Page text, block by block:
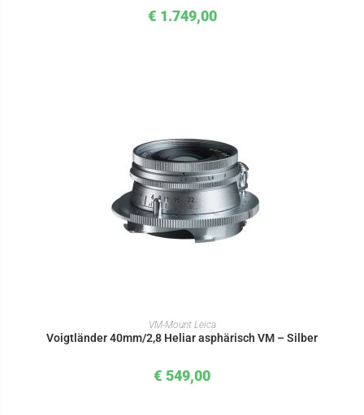
€ 1.749,00
IN DEN WARENKORB
VM-Mount Leica
Voigtländer 40mm/2,8 Heliar asphärisch VM – Silber
€ 549,00